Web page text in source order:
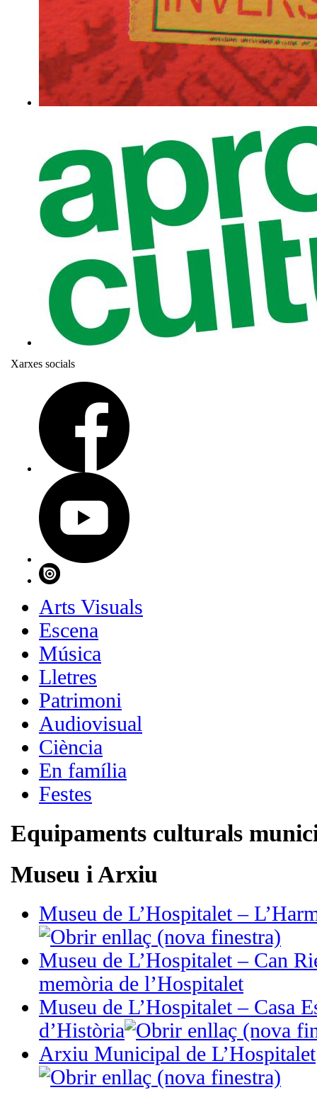
Xarxes socials
Arts Visuals
Escena
Música
Lletres
Patrimoni
Audiovisual
Ciència
En família
Festes
Equipaments culturals
Museu i Arxiu
Museu de L’Hospitalet –
Museu de L’Hospitalet – Can
memòria de l’Hospitalet
Museu de L’Hospitalet – Casa
d’Història
Arxiu Municipal de L’Hospitalet